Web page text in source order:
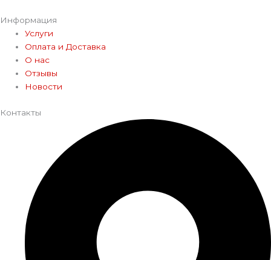
Информация
Услуги
Оплата и Доставка
О нас
Отзывы
Новости
Контакты